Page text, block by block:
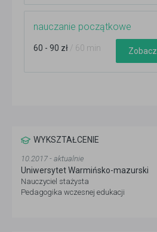
nauczanie początkowe
60 - 90 zł / 60 min Zobacz
WYKSZTAŁCENIE
10.2017 - aktualnie
Uniwersytet Warmińsko-mazurski
Nauczyciel stażysta
Pedagogika wczesnej edukacji